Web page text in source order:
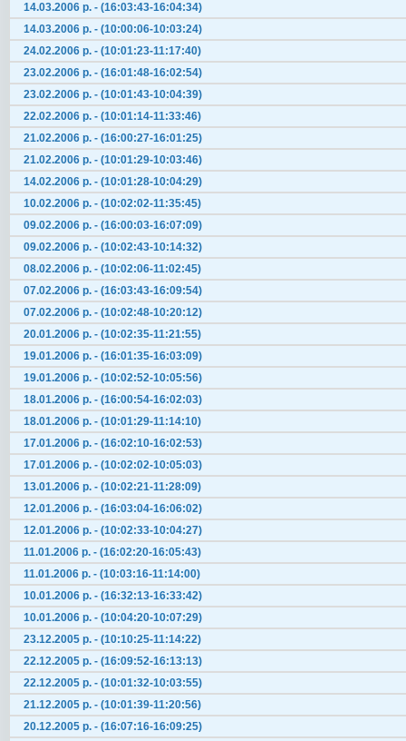
14.03.2006 р. - (16:03:43-16:04:34)
14.03.2006 р. - (10:00:06-10:03:24)
24.02.2006 р. - (10:01:23-11:17:40)
23.02.2006 р. - (16:01:48-16:02:54)
23.02.2006 р. - (10:01:43-10:04:39)
22.02.2006 р. - (10:01:14-11:33:46)
21.02.2006 р. - (16:00:27-16:01:25)
21.02.2006 р. - (10:01:29-10:03:46)
14.02.2006 р. - (10:01:28-10:04:29)
10.02.2006 р. - (10:02:02-11:35:45)
09.02.2006 р. - (16:00:03-16:07:09)
09.02.2006 р. - (10:02:43-10:14:32)
08.02.2006 р. - (10:02:06-11:02:45)
07.02.2006 р. - (16:03:43-16:09:54)
07.02.2006 р. - (10:02:48-10:20:12)
20.01.2006 р. - (10:02:35-11:21:55)
19.01.2006 р. - (16:01:35-16:03:09)
19.01.2006 р. - (10:02:52-10:05:56)
18.01.2006 р. - (16:00:54-16:02:03)
18.01.2006 р. - (10:01:29-11:14:10)
17.01.2006 р. - (16:02:10-16:02:53)
17.01.2006 р. - (10:02:02-10:05:03)
13.01.2006 р. - (10:02:21-11:28:09)
12.01.2006 р. - (16:03:04-16:06:02)
12.01.2006 р. - (10:02:33-10:04:27)
11.01.2006 р. - (16:02:20-16:05:43)
11.01.2006 р. - (10:03:16-11:14:00)
10.01.2006 р. - (16:32:13-16:33:42)
10.01.2006 р. - (10:04:20-10:07:29)
23.12.2005 р. - (10:10:25-11:14:22)
22.12.2005 р. - (16:09:52-16:13:13)
22.12.2005 р. - (10:01:32-10:03:55)
21.12.2005 р. - (10:01:39-11:20:56)
20.12.2005 р. - (16:07:16-16:09:25)